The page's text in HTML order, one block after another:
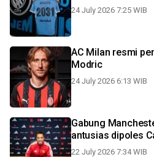
24 July 2026 7:25 WIB
AC Milan resmi
Modric
24 July 2026 6:13 WIB
Gabung
antusias dipoles
22 July 2026 7:34 WIB